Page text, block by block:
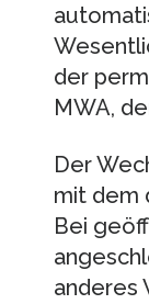
der
MWA,
Der
mit dem
Bei
anderes